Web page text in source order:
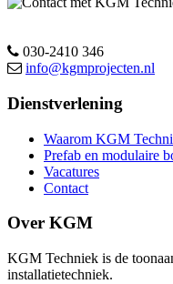
030-2410 346
info@kgmprojecten.nl
Dienstverlening
Waarom KGM
Prefab en modulaire
Vacatures
Contact
Over KGM
KGM Techniek is de
installatietechniek.